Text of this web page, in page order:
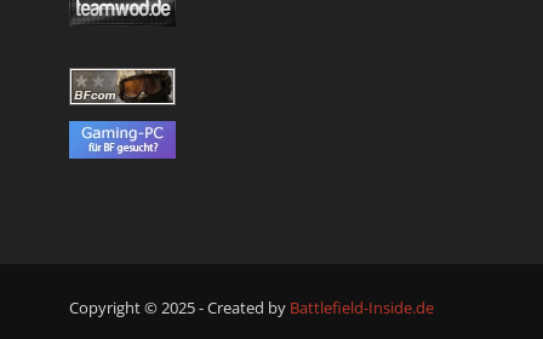
Copyright © 2025 - Created by Battlefield-Inside.de